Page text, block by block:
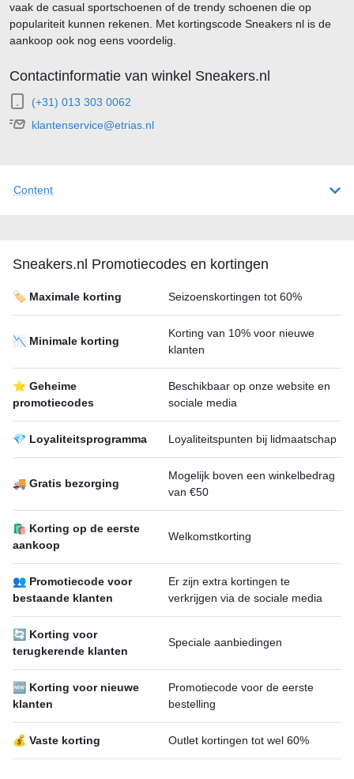
Content
Sneakers.nl Promotiecodes en kortingen
🏷️ Maximale korting Seizoenskortingen tot 60%
📉 Minimale korting
Korting van 10% voor nieuwe
klanten
⭐ Geheime
promotiecodes
Beschikbaar op onze website en
sociale media
💎 Loyaliteitsprogramma Loyaliteitspunten bij lidmaatschap
🚚 Gratis bezorging
Mogelijk boven een winkelbedrag
van €50
🛍 Korting op de eerste
aankoop
Welkomstkorting
👥 Promotiecode voor
bestaande klanten
Er zijn extra kortingen te
verkrijgen via de sociale media
🔄 Korting voor
terugkerende klanten
Speciale aanbiedingen
🆕 Korting voor nieuwe
klanten
Promotiecode voor de eerste
bestelling
💰 Vaste korting Outlet kortingen tot wel 60%
vaak de casual sportschoenen of de trendy schoenen die op
populariteit kunnen rekenen. Met kortingscode Sneakers nl is de
aankoop ook nog eens voordelig.
Contactinformatie van winkel Sneakers.nl
(+31) 013 303 0062
klantenservice@etrias.nl